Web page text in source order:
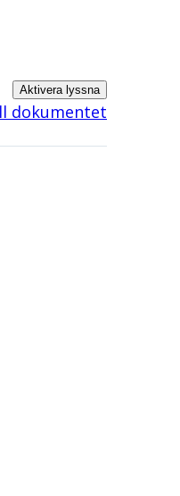
Aktivera lyssna
dokumentet